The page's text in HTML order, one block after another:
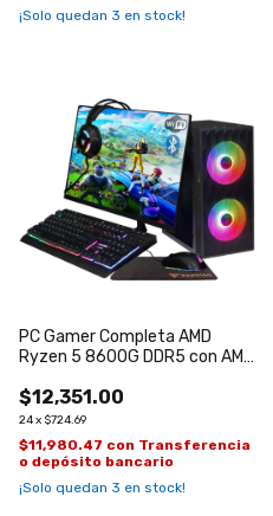
¡Solo quedan 3 en stock!
PC Gamer Completa AMD
Ryzen 5 8600G DDR5 con AMD
$12,351.00
24x $724.69
$11,980.47 con Transferencia
o depósito bancario
¡Solo quedan 3 en stock!